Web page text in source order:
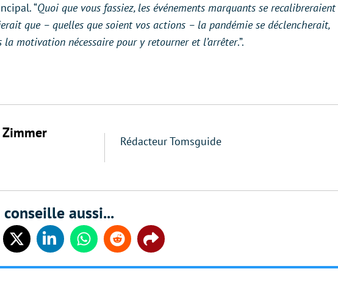
“Quoi que vous fassiez, les événements marquants se recalibreraient
que – quelles que soient vos actions – la pandémie se déclencherait,
la motivation nécessaire pour y retourner et l’arrêter.”.
Rédacteur Tomsguide
aussi...
Twitter LinkedinWhatsappReddit Share